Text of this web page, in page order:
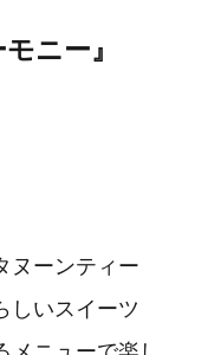
ニー』
ヌーンティー
しいスイーツ